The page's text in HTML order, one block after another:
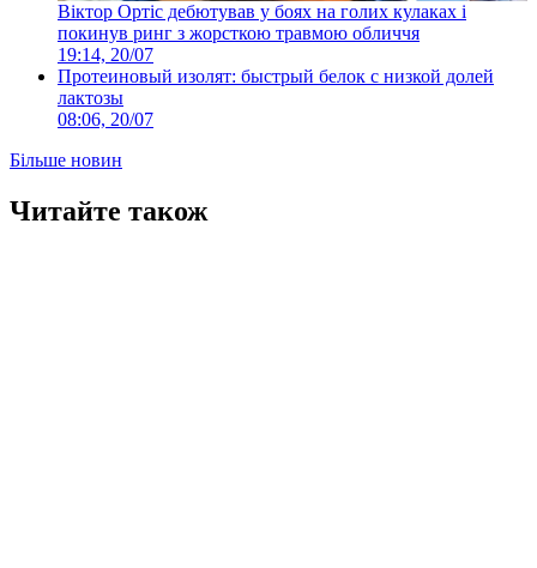
Віктор Ортіс дебютував у боях на голих кулаках і
покинув ринг з жорсткою травмою обличчя
19:14, 20/07
Протеиновый изолят: быстрый белок с низкой долей
лактозы
08:06, 20/07
Більше новин
Читайте також